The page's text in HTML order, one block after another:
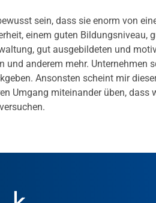
sein, dass sie enorm von
einem guten Bildungsniveau,
gut ausgebildeten und
und anderem mehr.
Ansonsten scheint mir
Umgang miteinander üben,